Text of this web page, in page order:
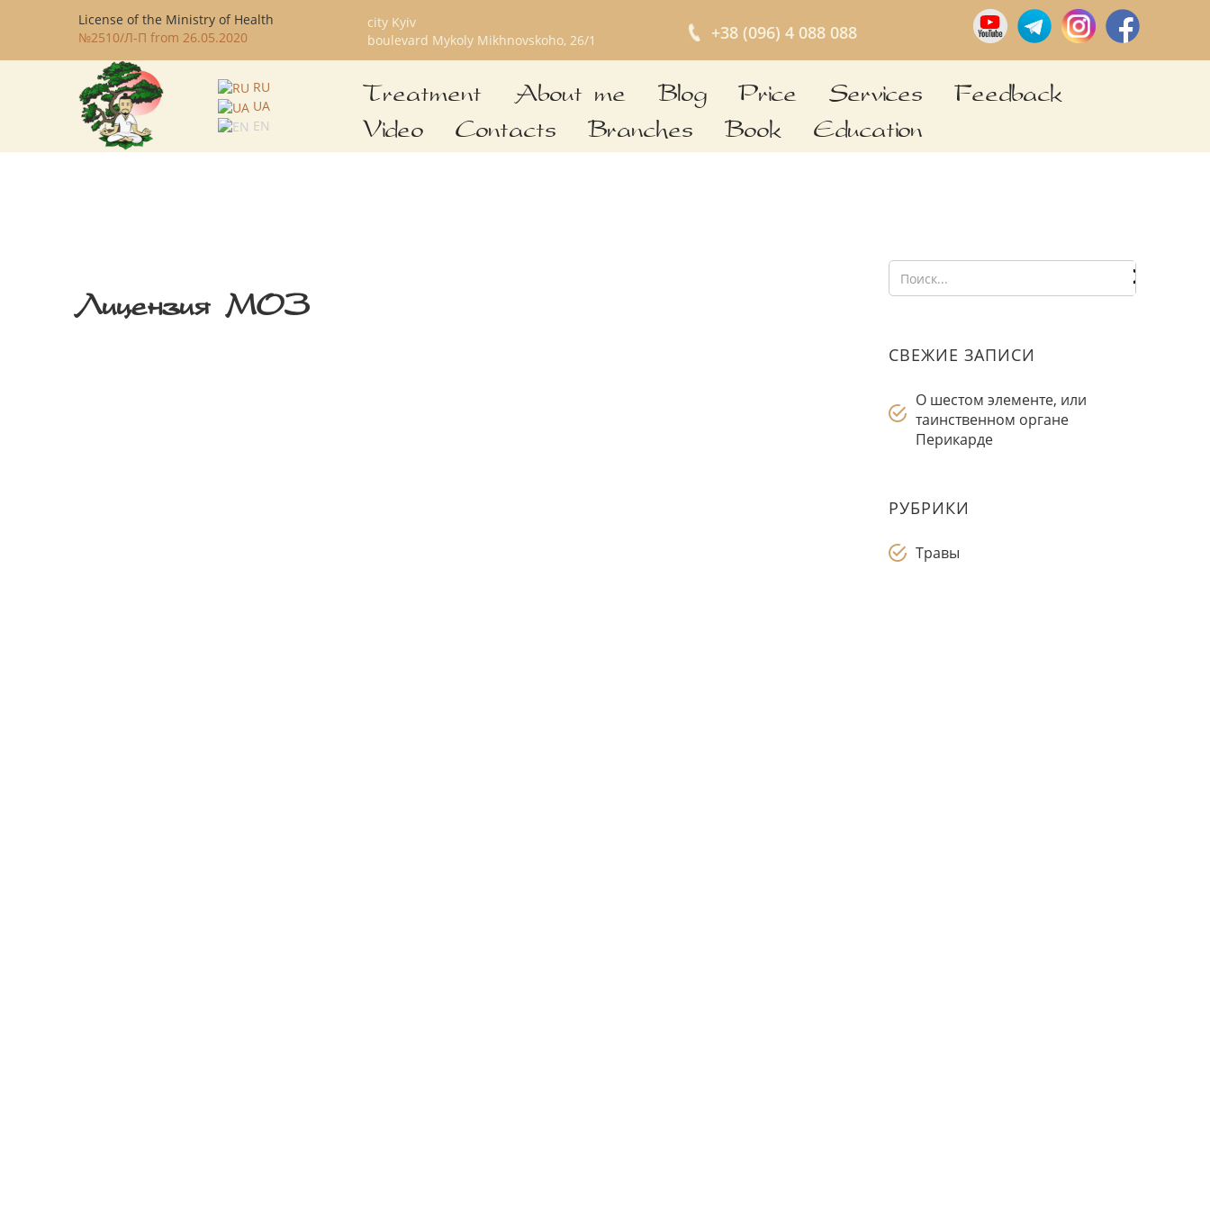
License of the Ministry of Health
№2510/Л-П from 26.05.2020
city Kyiv
boulevard Mykoly Mikhnovskoho, 26/1
+38 (096) 4 088 088
RU
UA
EN
Treatment About me Blog Price Services Feedback
Video Contacts Branches Book Education
Лицензия МОЗ
СВЕЖИЕ ЗАПИСИ
О шестом элементе, или
таинственном органе
Перикарде
РУБРИКИ
Травы